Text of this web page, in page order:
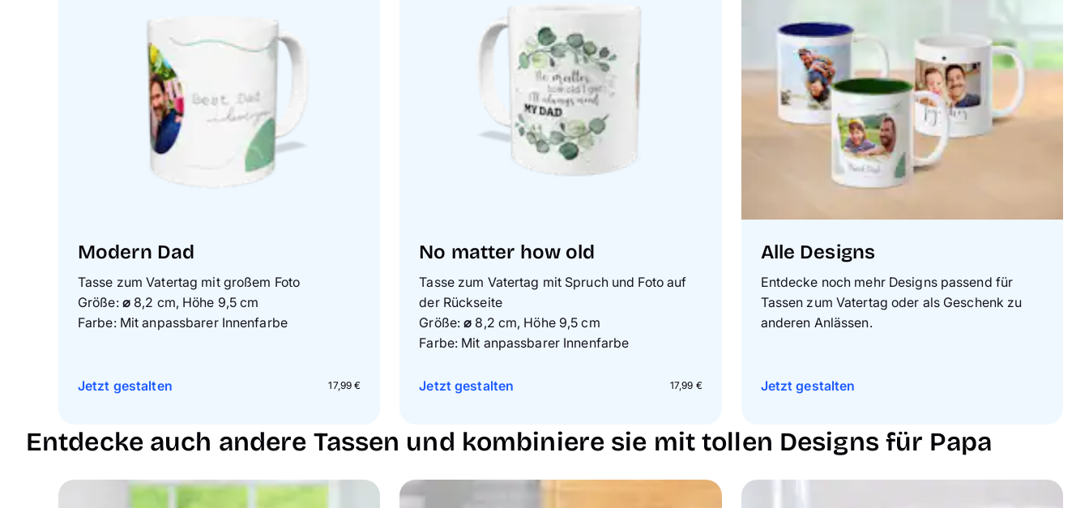
Modern Dad
Tasse zum Vatertag mit großem Foto
Größe: ⌀8,2 cm, Höhe 9,5 cm
Farbe: Mit anpassbarer Innenfarbe
17,99 €
Jetzt gestalten
No matter how old
Tasse zum Vatertag mit Spruch und Foto auf
der Rückseite
Größe:⌀ 8,2 cm, Höhe 9,5 cm
Farbe: Mit anpassbarer Innenfarbe
17,99 €
Jetzt gestalten
Alle Designs
Entdecke noch mehr Designs passend für
Tassen zum Vatertag oder als Geschenk zu
anderen Anlässen.
Jetzt gestalten
Entdecke auch andere Tassen und kombiniere sie mit tollen Designs für Papa